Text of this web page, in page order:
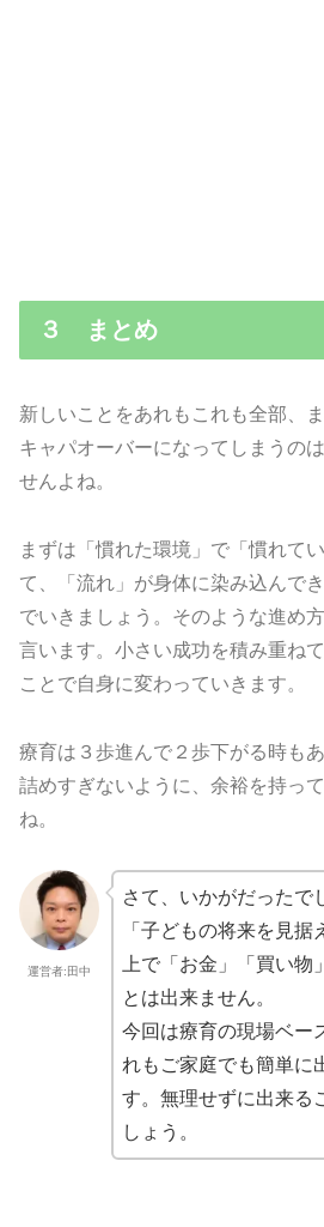
３ まとめ
新しいことをあれもこれも全部、
キャパオーバーになってしまうの
せんよね。
まずは「慣れた環境」で「慣れて
て、「流れ」が身体に染み込んで
でいきましょう。そのような進め
言います。小さい成功を積み重ね
ことで自身に変わっていきます。
療育は３歩進んで２歩下がる時も
詰めすぎないように、余裕を持っ
ね。
運営者:田中
さて、いかがだったで
「子どもの将来を見据
上で「お金」「 買い物
とは出来ません。
今回は療育の現場ベー
れもご家庭でも簡単に
す。 無理せずに出来る
しょう。